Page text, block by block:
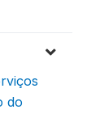
do